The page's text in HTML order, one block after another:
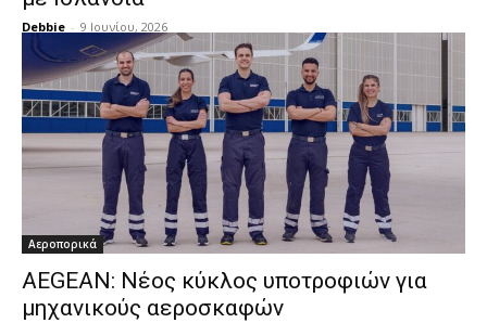
Debbie - 9 Ιουνίου, 2026
Αεροπορικά
AEGEAN: Νέος κύκλος υποτροφιών για
μηχανικούς αεροσκαφών